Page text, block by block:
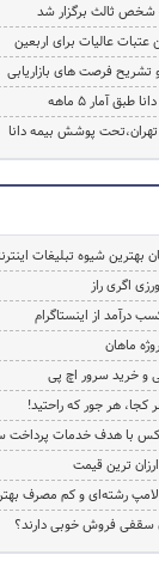
ثالث برگزار شد
عتبات عالیات برای اربعین
فرصت های بازاریابی
آمار 5 ماهه
پوشش بیمه دانا
شیوه تبلیغات
اگری راز
درآمد از اینستاگرام
ماهان
کجا، هر جور که راحتید!
با هدف خدمات پرداخت
ترین قیمت
لامپ رشته‌ای و کم مصرف
سقفی فروش خوبی دارند؟